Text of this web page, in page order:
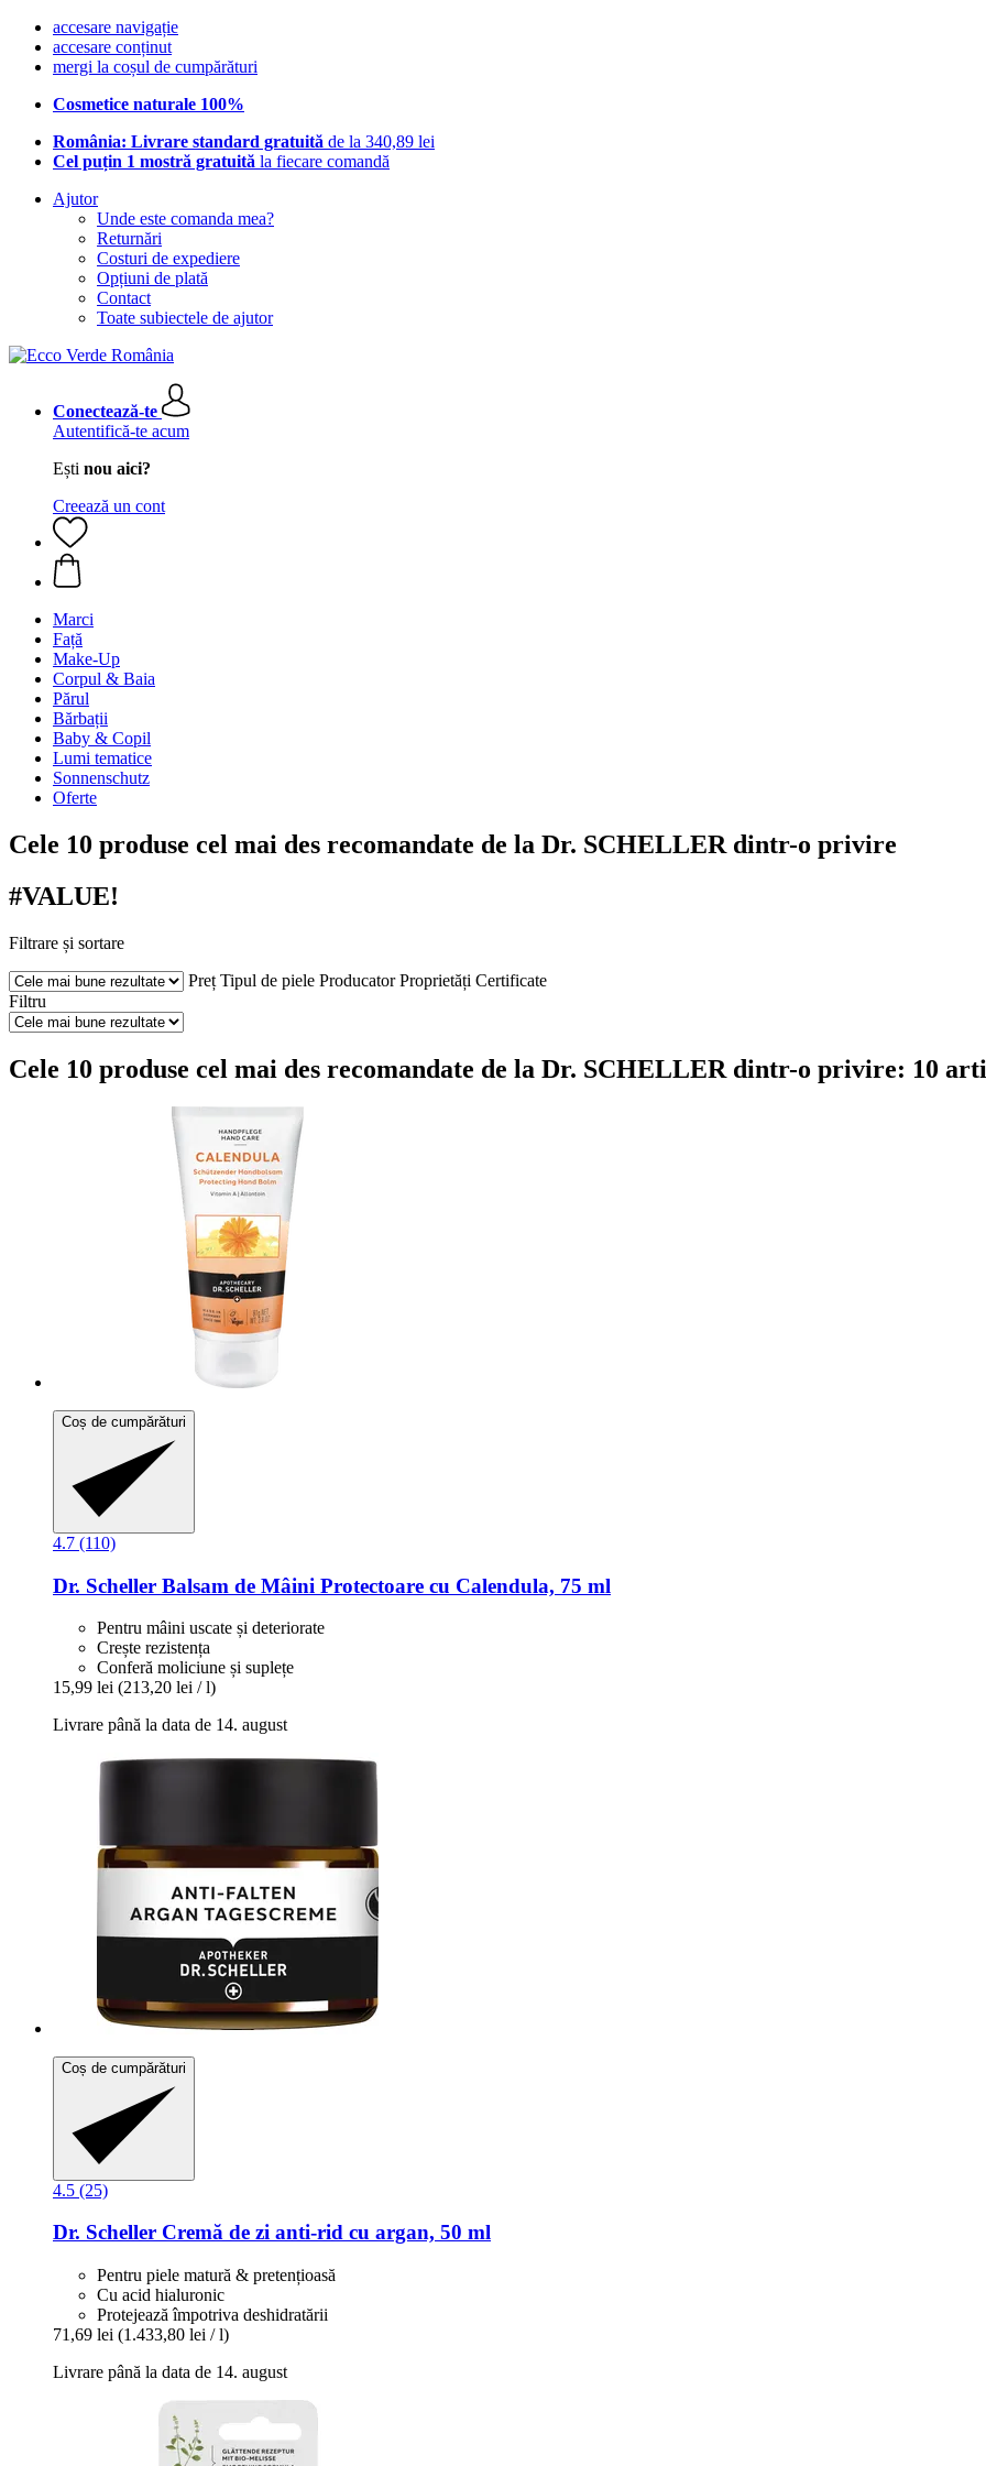
accesare navigație
accesare conținut
mergi la coșul de cumpărături
Cosmetice naturale 100%
România: Livrare standard gratuită de la 340,89 lei
Cel puțin 1 mostră gratuită la fiecare comandă
Ajutor
Unde este comanda mea?
Returnări
Costuri de expediere
Opțiuni de plată
Contact
Toate subiectele de ajutor
Conectează-te
Autentifică-te acum
Ești nou aici?
Creează un cont
Marci
Față
Make-Up
Corpul & Baia
Părul
Bărbații
Baby & Copil
Lumi tematice
Sonnenschutz
Oferte
Cele 10 produse cel mai des recomandate de la Dr. SCHELLER dintr-o privire
#VALUE!
Filtrare și sortare
Preț Tipul de piele Producator Proprietăți Certificate
Filtru
Cele 10 produse cel mai des recomandate de la Dr. SCHELLER dintr-o privire: 10
Coș de cumpărături
4.7 (110)
Dr. Scheller Balsam de Mâini Protectoare cu Calendula, 75 ml
Pentru mâini uscate și deteriorate
Crește rezistența
Conferă moliciune și suplețe
15,99 lei (213,20 lei / l)
Livrare până la data de 14. august
Coș de cumpărături
4.5 (25)
Dr. Scheller Cremă de zi anti-​rid cu argan, 50 ml
Pentru piele matură & pretențioasă
Cu acid hialuronic
Protejează împotriva deshidratării
71,69 lei (1.433,80 lei / l)
Livrare până la data de 14. august